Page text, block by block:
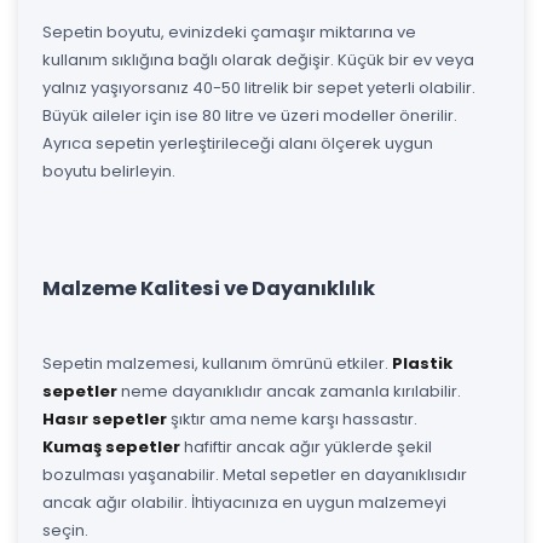
Sepetin boyutu, evinizdeki çamaşır miktarına ve
kullanım sıklığına bağlı olarak değişir. Küçük bir ev veya
yalnız yaşıyorsanız 40-50 litrelik bir sepet yeterli olabilir.
Büyük aileler için ise 80 litre ve üzeri modeller önerilir.
Ayrıca sepetin yerleştirileceği alanı ölçerek uygun
boyutu belirleyin.
Malzeme Kalitesi ve Dayanıklılık
Sepetin malzemesi, kullanım ömrünü etkiler. Plastik
sepetlerneme dayanıklıdır ancak zamanla kırılabilir.
Hasır sepetlerşıktır ama neme karşı hassastır.
Kumaş sepetlerhafiftir ancak ağır yüklerde şekil
bozulması yaşanabilir. Metal sepetler en dayanıklısıdır
ancak ağır olabilir. İhtiyacınıza en uygun malzemeyi
seçin.